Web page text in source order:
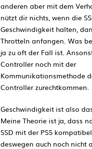
anderen aber mit dem
nützt dir nichts, wenn die
Geschwindigkeit halten,
Throtteln anfangen. Was
ja zu oft der Fall ist.
Controller noch mit der
Kommunikationsmethode
Controller zurechtkommen.
Geschwindigkeit ist also
Meine Theorie ist ja, dass
SSD mit der PS5
deswegen auch noch nicht